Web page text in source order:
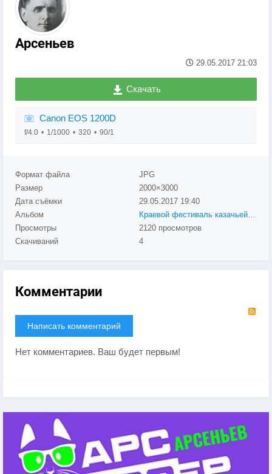
Арсеньев
29.05.2017 21:03
Скачать
Canon EOS 1200D
f/4.0 1/1000 320 90/1
Формат файла
JPG
Размер
2000×3000
Дата съёмки
29.05.2017 19:40
Альбом
Просмотры
2120 просмотров
Скачиваний
4
Комментарии
Написать комментарий
Нет комментариев. Ваш будет первым!